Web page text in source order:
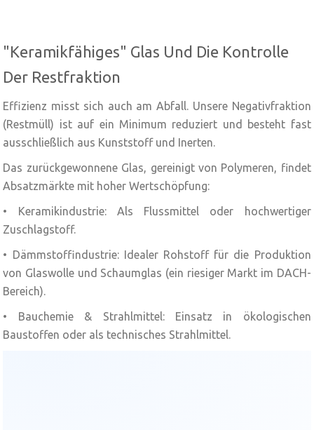
"Keramikfähiges" Glas Und Die Kontrolle
Der Restfraktion
Effizienz misst sich auch am Abfall. Unsere Negativfraktion
(Restmüll) ist auf ein Minimum reduziert und besteht fast
ausschließlich aus Kunststoff und Inerten.
Das zurückgewonnene Glas, gereinigt von Polymeren, findet
Absatzmärkte mit hoher Wertschöpfung:
• Keramikindustrie: Als Flussmittel oder hochwertiger
Zuschlagstoff.
• Dämmstoffindustrie: Idealer Rohstoff für die Produktion
von Glaswolle und Schaumglas (ein riesiger Markt im DACH-
Bereich).
• Bauchemie & Strahlmittel: Einsatz in ökologischen
Baustoffen oder als technisches Strahlmittel.